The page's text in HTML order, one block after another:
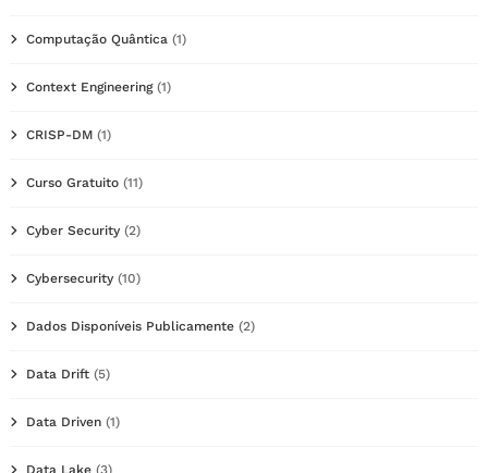
Computação Quântica (1)
Context Engineering(1)
CRISP-DM (1)
Curso Gratuito (11)
Cyber Security (2)
Cybersecurity (10)
Dados Disponíveis Publicamente (2)
Data Drift (5)
Data Driven (1)
Data Lake (3)